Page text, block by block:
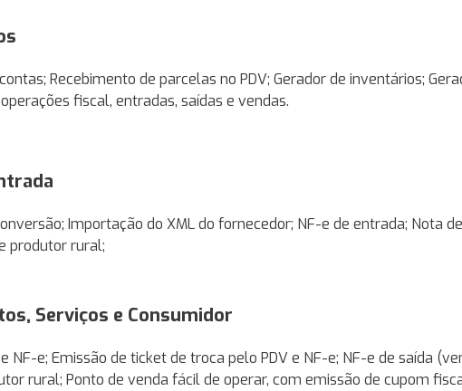
Recebimento de parcelas no PDV; Gerador de inventários;
fiscal, entradas, saídas e vendas.
Importação do XML do fornecedor; NF-e de entrada; Nota
produtor rural;
Serviços e Consumidor
NF-e; Emissão de ticket de troca pelo PDV e NF-e; NF-e de saída
rural; Ponto de venda fácil de operar, com emissão de cupom